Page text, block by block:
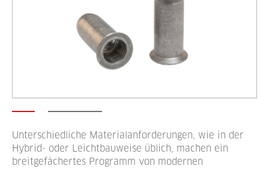
Unterschiedliche Materialanforderungen, wie in der
Hybrid- oder Leichtbauweise üblich, machen ein
breitgefächertes Programm von modernen